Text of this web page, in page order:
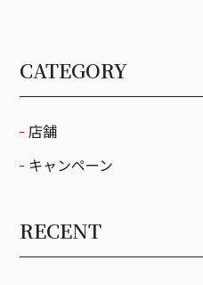
CATEGORY
店舗
キャンペーン
RECENT